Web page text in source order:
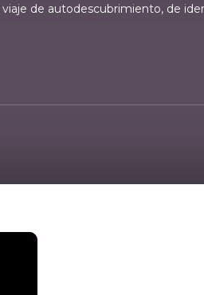
de autodescubrimiento, de